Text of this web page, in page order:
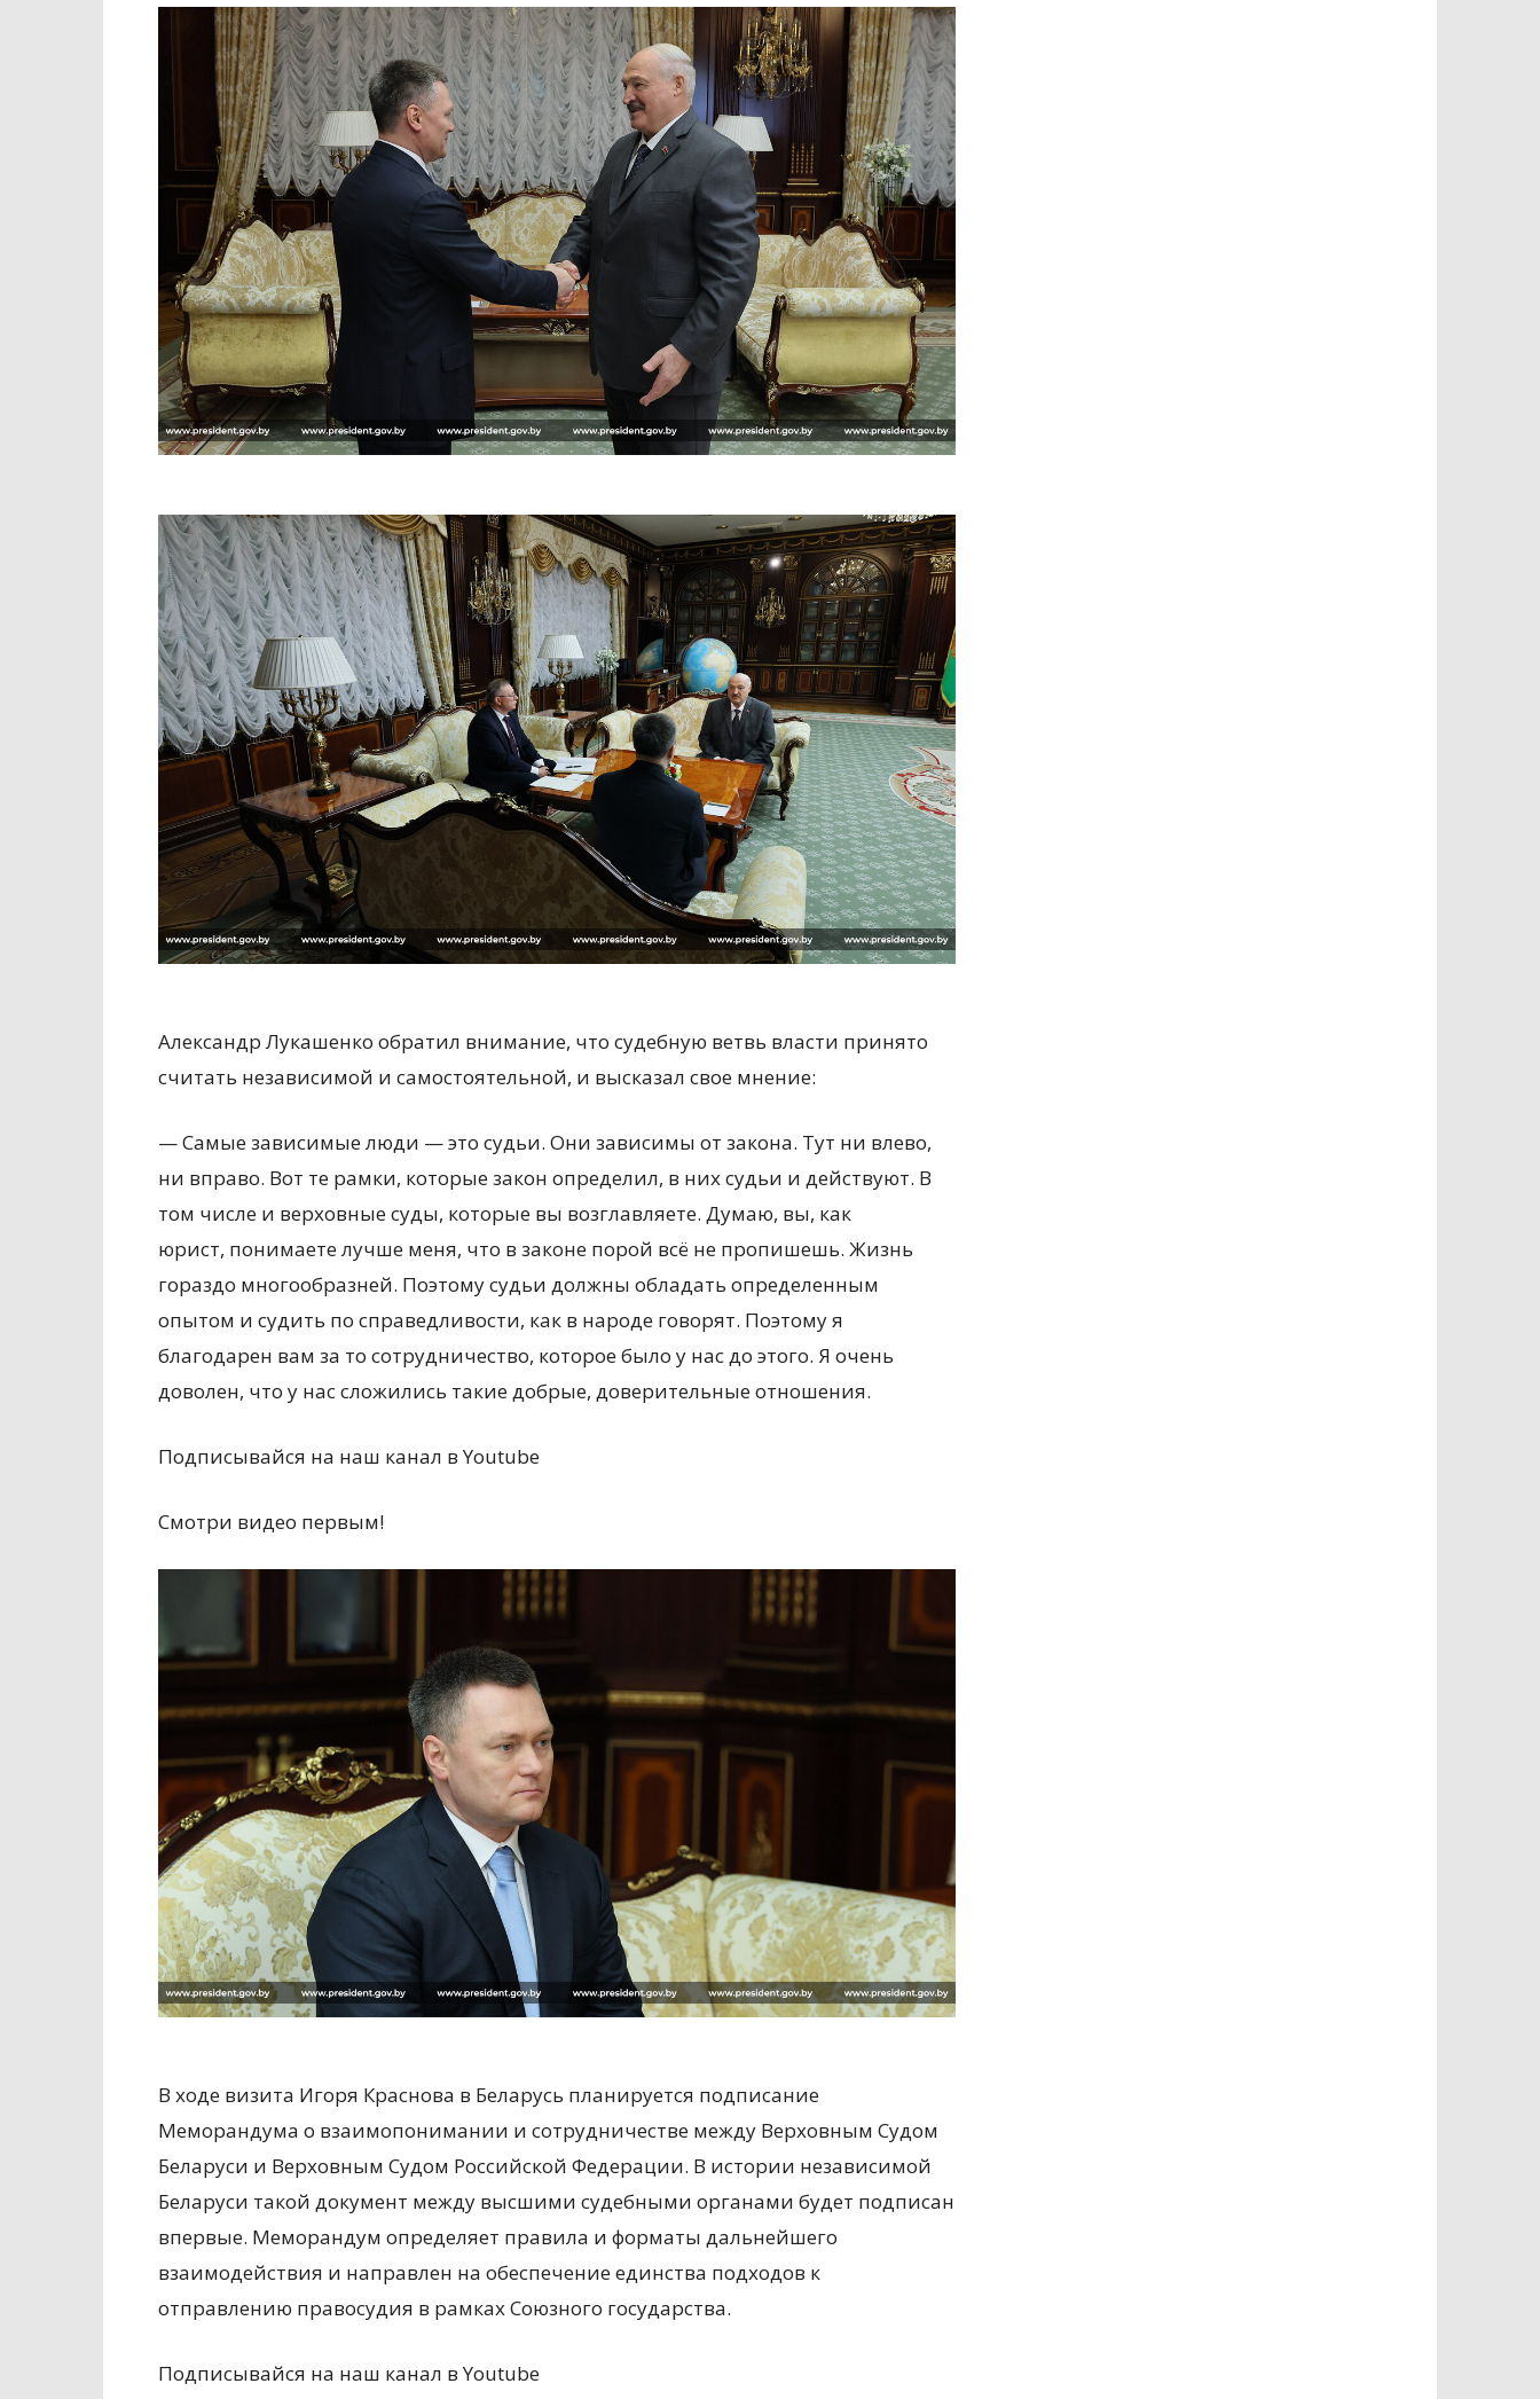
Александр Лукашенко обратил внимание, что судебную ветвь власти принято
считать независимой и самостоятельной, и высказал свое мнение:
— Самые зависимые люди — это судьи. Они зависимы от закона. Тут ни влево,
ни вправо. Вот те рамки, которые закон определил, в них судьи и действуют. В
том числе и верховные суды, которые вы возглавляете. Думаю, вы, как
юрист, понимаете лучше меня, что в законе порой всё не пропишешь. Жизнь
гораздо многообразней. Поэтому судьи должны обладать определенным
опытом и судить по справедливости, как в народе говорят. Поэтому я
благодарен вам за то сотрудничество, которое было у нас до этого. Я очень
доволен, что у нас сложились такие добрые, доверительные отношения.
Подписывайся на наш канал в Youtube
Смотри видео первым!
В ходе визита Игоря Краснова в Беларусь планируется подписание
Меморандума о взаимопонимании и сотрудничестве между Верховным Судом
Беларуси и Верховным Судом Российской Федерации. В истории независимой
Беларуси такой документ между высшими судебными органами будет подписан
впервые. Меморандум определяет правила и форматы дальнейшего
взаимодействия и направлен на обеспечение единства подходов к
отправлению правосудия в рамках Союзного государства.
Подписывайся на наш канал в Youtube